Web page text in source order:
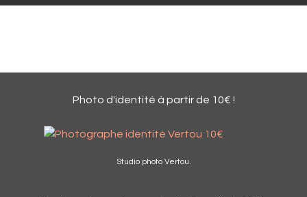
Photo d'identité à partir de 10€ !
Studio photo Vertou.